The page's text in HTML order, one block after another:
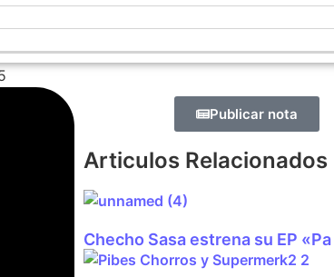
Publicar nota
Articulos Relacionados
Checho Sasa estrena su EP